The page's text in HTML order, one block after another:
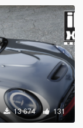
13 674 131